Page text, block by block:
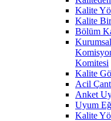
Kalite
Kalite
Bölüm
Komitesi
Kalite
Acil
Anket
Uyum
Kalite